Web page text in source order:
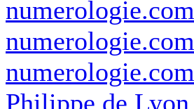
numerologie.com
numerologie.com
numerologie.com
Philippe de Lyon